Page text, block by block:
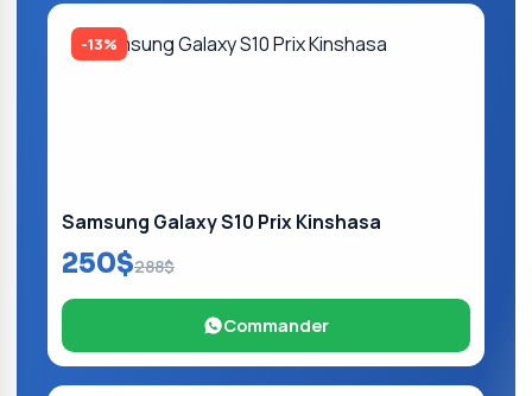
-13%
Samsung Galaxy S10 Prix Kinshasa
250$288$
Commander